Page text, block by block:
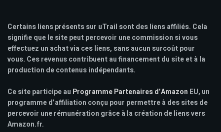
Certains liens présents sur uTrail sont des liens affiliés. Cela
signifie que le site peut percevoir une commission si vous
effectuez un achat via ces liens, sans aucun surcoût pour
vous. Ces revenus contribuent au financement du site et à la
production de contenus indépendants.
Ce site participe au Programme Partenaires d’Amazon EU, un
programme d’affiliation conçu pour permettre à des sites de
percevoir une rémunération grâce à la création de liens vers
Amazon.fr.